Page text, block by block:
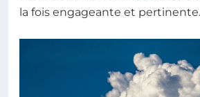
la fois engageante et pertinente.